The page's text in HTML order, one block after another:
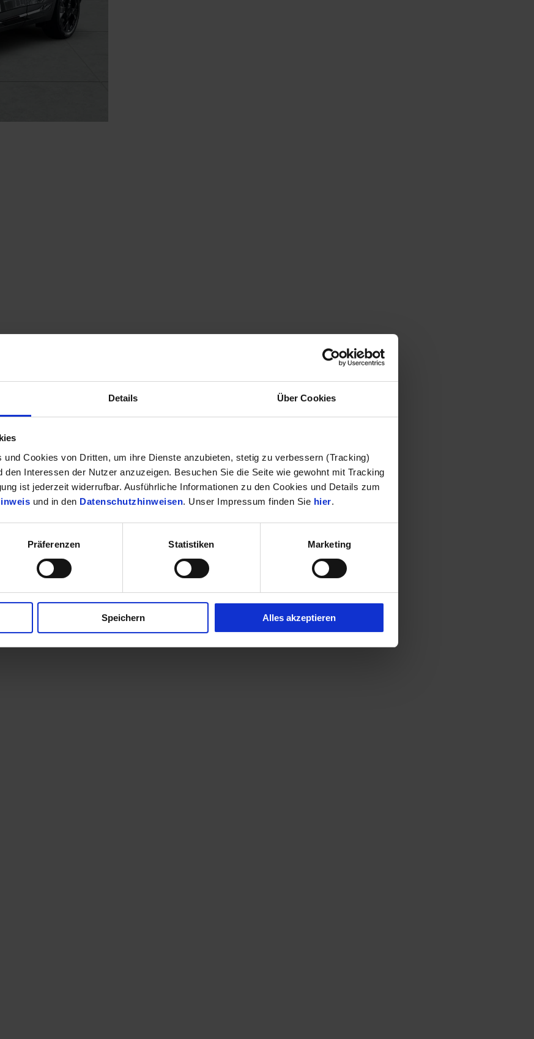
Details Über Cookies
und Cookies von Dritten, um ihre Dienste anzubieten, stetig zu verbessern (Tracking)
den Interessen der Nutzer anzuzeigen. Besuchen Sie die Seite wie gewohnt mit Tracking
ist jederzeit widerrufbar. Ausführliche Informationen zu den Cookies und Details zum
und in den Datenschutzhinweisen. Unser Impressum finden Sie hier.
Präferenzen Statistiken Marketing
Speichern Alles akzeptieren
Filiale anrufen